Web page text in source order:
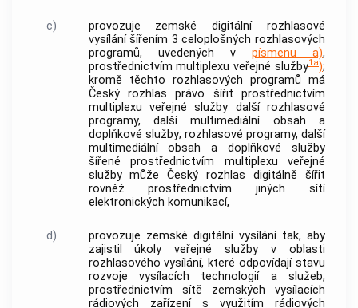
c)
provozuje zemské digitální rozhlasové
vysílání šířením 3celoplošných rozhlasových
programů, uvedených v písmenu a),
prostřednictvím multiplexu veřejné služby1a);
kromě těchto rozhlasových programů má
Český rozhlas právo šířit prostřednictvím
multiplexu veřejné služby další rozhlasové
programy, další multimediální obsah a
doplňkové služby; rozhlasové programy, další
multimediální obsah a doplňkové služby
šířené prostřednictvím multiplexu veřejné
služby může Český rozhlas digitálně šířit
rovněž prostřednictvím jiných sítí
elektronických komunikací,
d)
provozuje zemské digitální vysílání tak, aby
zajistil úkoly veřejné služby v oblasti
rozhlasového vysílání, které odpovídají stavu
rozvoje vysílacích technologií a služeb,
prostřednictvím sítě zemských vysílacích
rádiových zařízení s využitím rádiových